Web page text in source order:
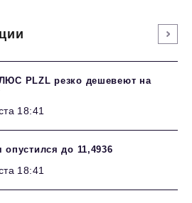
PLZL резко дешевеют на
18:41
опустился до 11,4936
18:41